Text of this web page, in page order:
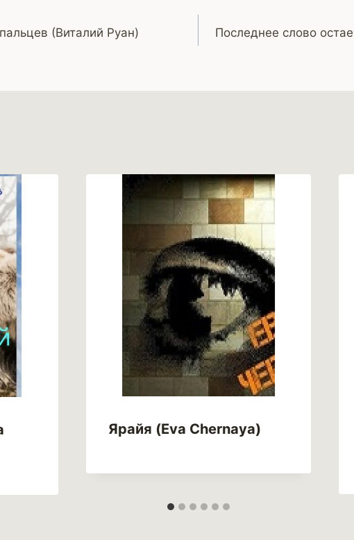
(Виталий Руан)
Последнее слово
Ярайя (Eva Chernaya)